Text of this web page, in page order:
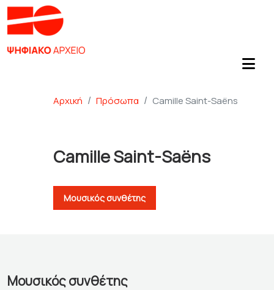
Αρχική Πρόσωπα Camille Saint-Saëns
Camille Saint-Saëns
Μουσικός συνθέτης
Μουσικός συνθέτης